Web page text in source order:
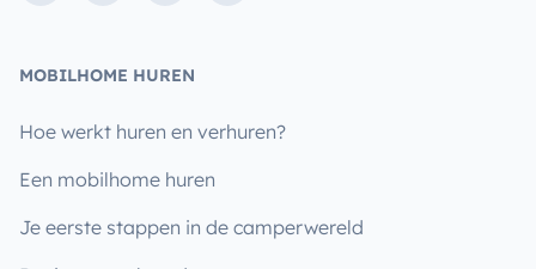
MOBILHOME HUREN
Hoe werkt huren en verhuren?
Een mobilhome huren
Je eerste stappen in de camperwereld